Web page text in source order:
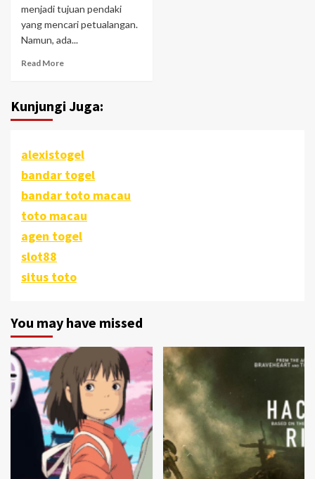
menjadi tujuan pendaki
yang mencari petualangan.
Namun, ada...
Read More
Kunjungi Juga:
alexistogel
bandar togel
bandar toto macau
toto macau
agen togel
slot88
situs toto
You may have missed